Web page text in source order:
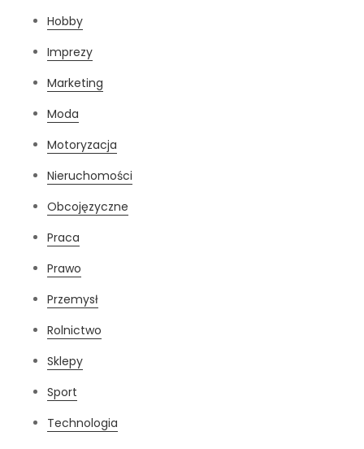
Hobby
Imprezy
Marketing
Moda
Motoryzacja
Nieruchomości
Obcojęzyczne
Praca
Prawo
Przemysł
Rolnictwo
Sklepy
Sport
Technologia